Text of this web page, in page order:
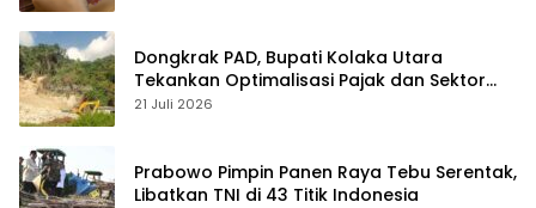
Dongkrak PAD, Bupati Kolaka Utara
Tekankan Optimalisasi Pajak dan Sektor
Tambang
21 Juli 2026
Prabowo Pimpin Panen Raya Tebu Serentak,
Libatkan TNI di 43 Titik Indonesia